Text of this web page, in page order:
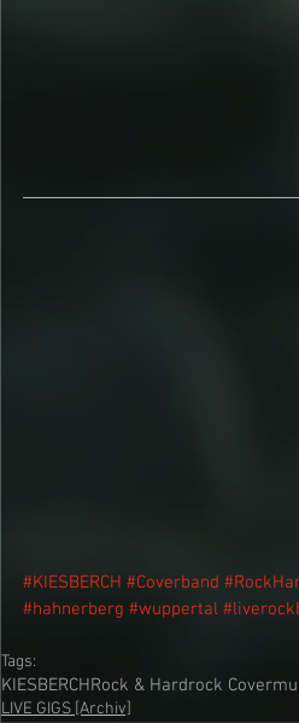
#KIESBERCH #Coverband
#hahnerberg #wuppertal
Tags:
KIESBERCHRock & Hardrock
LIVE GIGS [Archiv]